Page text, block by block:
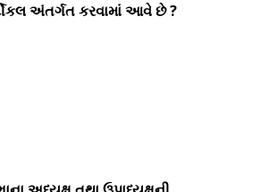
અંતર્ગત કરવામાં આવે છે ?